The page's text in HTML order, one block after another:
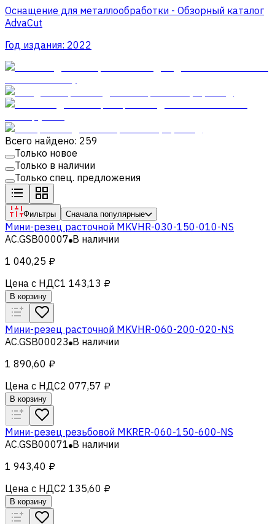
Оснащение для металлообработки - Обзорный каталог
AdvaCut
Год издания: 2022
Всего найдено: 259
Только новое
Только в наличии
Только спец. предложения
Фильтры Сначала популярные
Мини-резец расточной MKVHR-030-150-010-NS
AC.GSB00007 В наличии
1 040,25 ₽
Цена с НДС1 143,13 ₽
В корзину
Мини-резец расточной MKVHR-060-200-020-NS
AC.GSB00023 В наличии
1 890,60 ₽
Цена с НДС2 077,57 ₽
В корзину
Мини-резец резьбовой MKRER-060-150-600-NS
AC.GSB00071 В наличии
1 943,40 ₽
Цена с НДС2 135,60 ₽
В корзину